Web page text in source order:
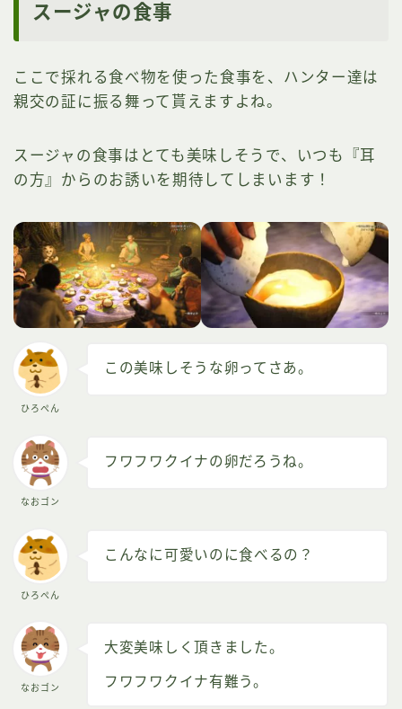
スージャの食事
ここで採れる食べ物を使った食事を、ハンター達は
親交の証に振る舞って貰えますよね。
スージャの食事はとても美味しそうで、いつも『耳
の方』からのお誘いを期待してしまいます！
ひろぺん
この美味しそうな卵ってさあ。
なおゴン
フワフワクイナの卵だろうね。
ひろぺん
こんなに可愛いのに食べるの？
なおゴン
大変美味しく頂きました。
フワフワクイナ有難う。